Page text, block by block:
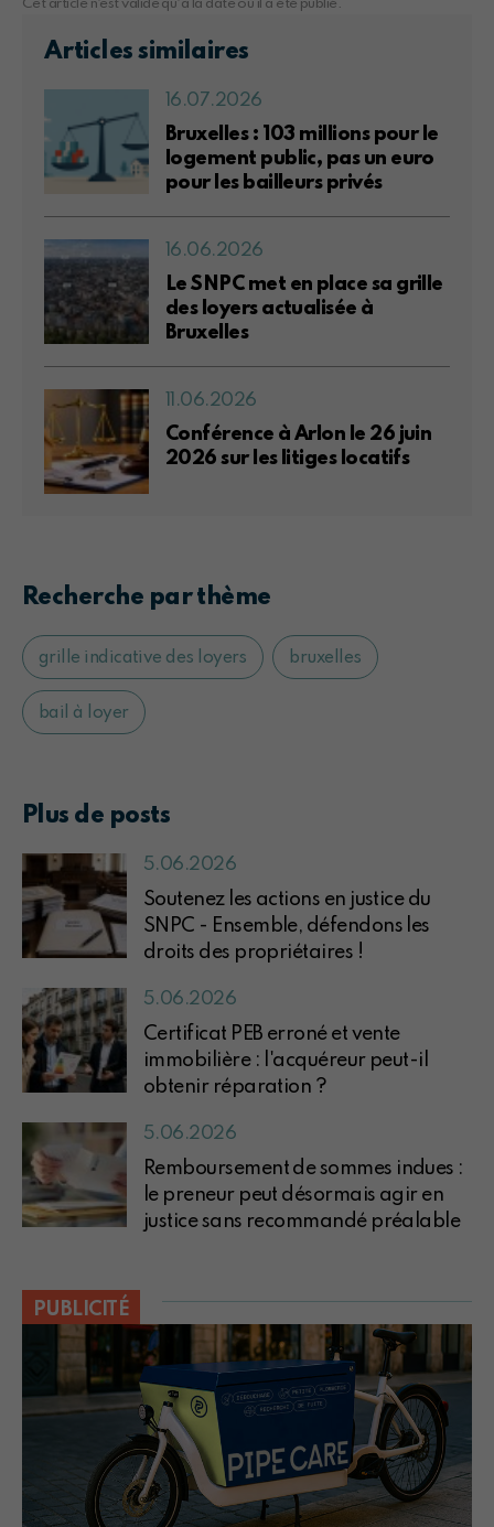
Cet article n'est valide qu'à la date où il a été publié.
Articles similaires
16.07.2026
Bruxelles : 103 millions pour le
logement public, pas un euro
pour les bailleurs privés
16.06.2026
Le SNPC met en place sa grille
des loyers actualisée à
Bruxelles
11.06.2026
Conférence à Arlon le 26 juin
2026 sur les litiges locatifs
Recherche par thème
grille indicative des loyers bruxelles
bail à loyer
Plus de posts
5.06.2026
Soutenez les actions en justice du
SNPC - Ensemble, défendons les
droits des propriétaires !
5.06.2026
Certificat PEB erroné et vente
immobilière : l'acquéreur peut-il
obtenir réparation ?
5.06.2026
Remboursement de sommes indues :
le preneur peut désormais agir en
justice sans recommandé préalable